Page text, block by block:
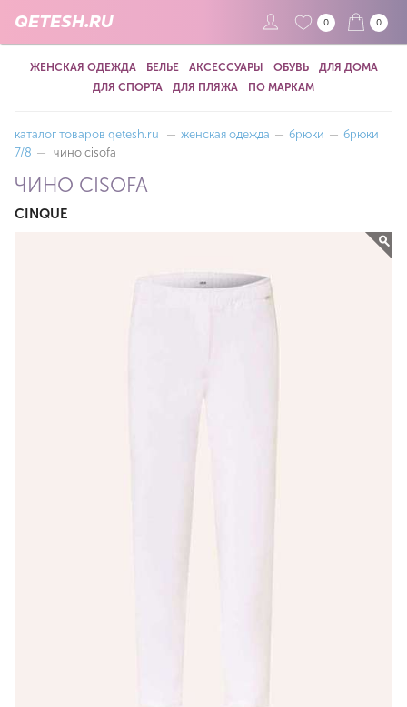
QETESH.RU 0 0
ЖЕНСКАЯ ОДЕЖДА БЕЛЬЕ АКСЕССУАРЫ ОБУВЬ
ДЛЯ ДОМА
ДЛЯ СПОРТА
ДЛЯ ПЛЯЖА ПО МАРКАМ
каталог товаров qetesh.ru — женская одежда — брюки — брюки
7/8 — чино cisofa
ЧИНО CISOFA
CINQUE